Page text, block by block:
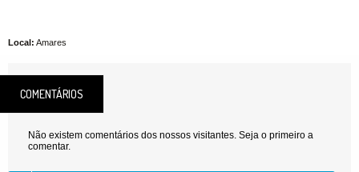
Local: Amares
COMENTÁRIOS
Não existem comentários dos nossos visitantes. Seja o primeiro a
comentar.